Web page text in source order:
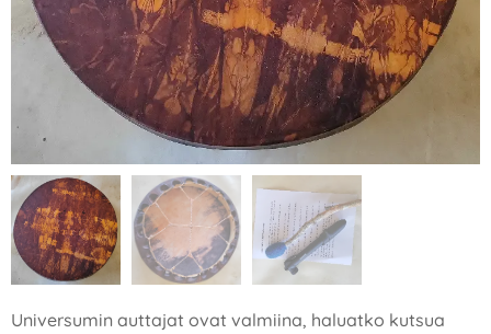
Universumin auttajat ovat valmiina, haluatko kutsua